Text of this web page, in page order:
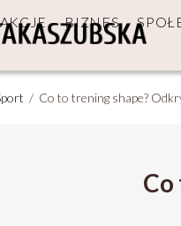
BIZNES
/ Co to trening shape?